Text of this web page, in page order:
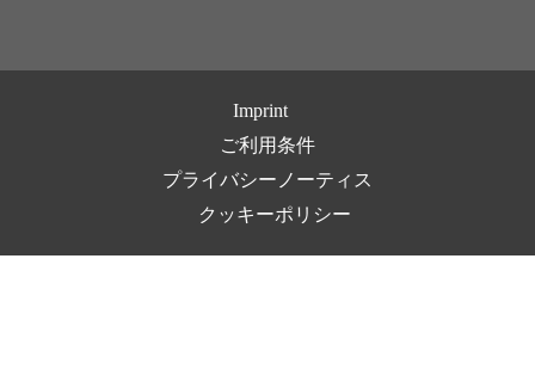
Imprint
ご利用条件
プライバシーノーティス
クッキーポリシー